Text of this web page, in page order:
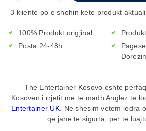
3 kliente po e shohin kete produkt
100% Produkt origjinal
Posta 24-48h
The Entertainer Kosovo eshte
Kosoven i rrjetit me te madh Anglez te
Entertainer UK . Ne shesim vetem lodra
qe jane te sigurta, per te